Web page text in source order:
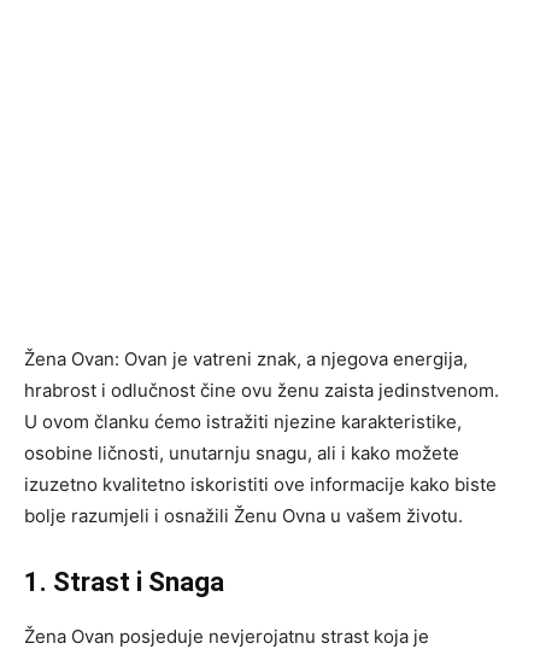
Žena Ovan: Ovan je vatreni znak, a njegova energija,
hrabrost i odlučnost čine ovu ženu zaista jedinstvenom.
U ovom članku ćemo istražiti njezine karakteristike,
osobine ličnosti, unutarnju snagu, ali i kako možete
izuzetno kvalitetno iskoristiti ove informacije kako biste
bolje razumjeli i osnažili Ženu Ovna u vašem životu.
1. Strast i Snaga
Žena Ovan posjeduje nevjerojatnu strast koja je